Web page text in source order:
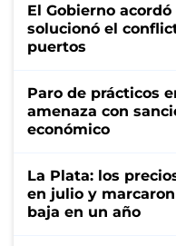
El Gobierno
solucionó el
puertos
Paro de prácticos
amenaza con
económico
La Plata: los
en julio y
baja en un año